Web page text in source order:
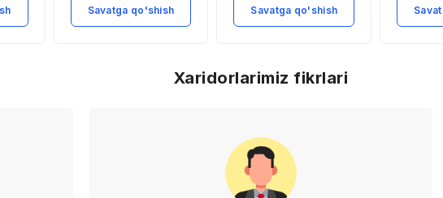
Savatga qo'shish Savatga qo'shish
Xaridorlarimiz fikrlari